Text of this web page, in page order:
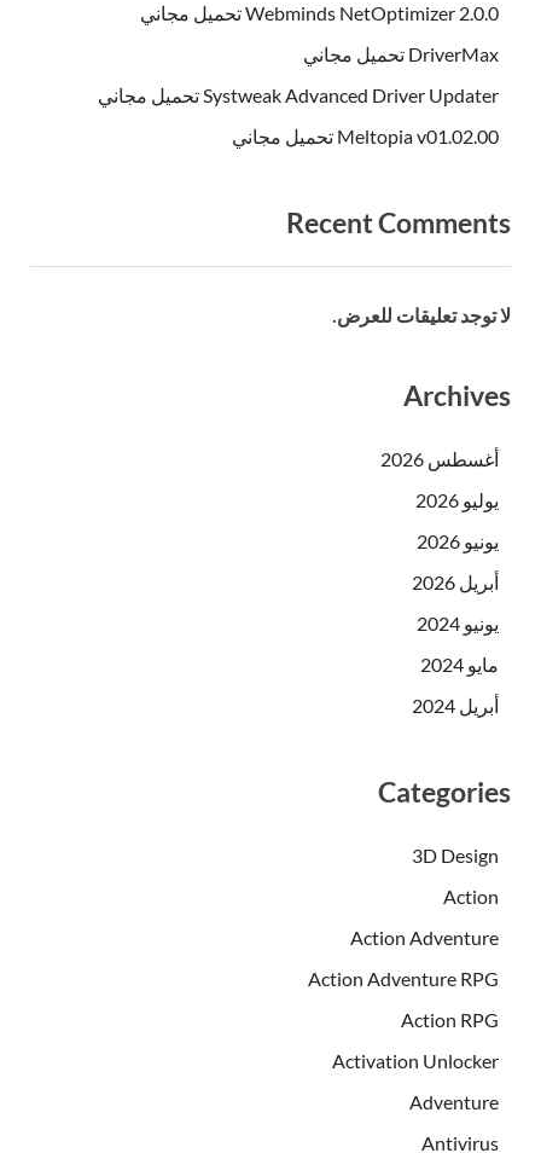
Webminds NetOptimizer 2.0.0 تحميل مجاني
DriverMax تحميل مجاني
Systweak Advanced Driver Updater تحميل مجاني
Meltopia v01.02.00 تحميل مجاني
Recent Comments
لا توجد تعليقات للعرض.
Archives
أغسطس 2026
يوليو 2026
يونيو 2026
أبريل 2026
يونيو 2024
مايو 2024
أبريل 2024
Categories
3D Design
Action
Action Adventure
Action Adventure RPG
Action RPG
Activation Unlocker
Adventure
Antivirus